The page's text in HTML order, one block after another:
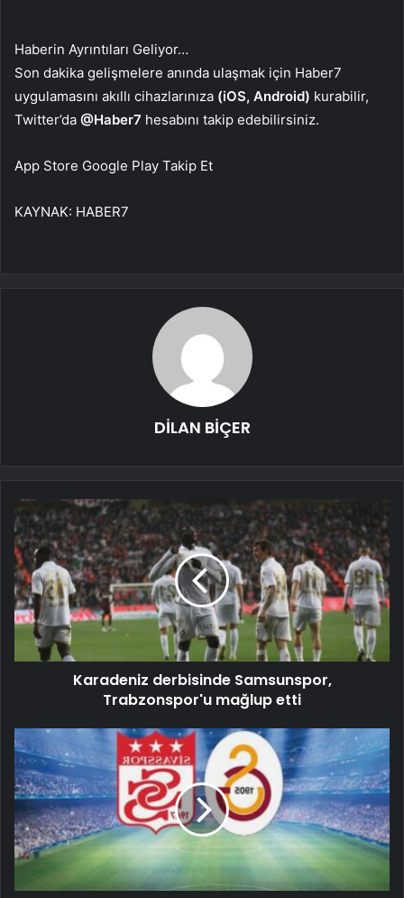
Haberin Ayrıntıları Geliyor…
Son dakika gelişmelere anında ulaşmak için Haber7
uygulamasını akıllı cihazlarınıza (iOS, Android) kurabilir,
Twitter’da @Haber7 hesabını takip edebilirsiniz.
App Store Google Play Takip Et
KAYNAK: HABER7
DİLAN BİÇER
Karadeniz derbisinde Samsunspor,
Trabzonspor'u mağlup etti